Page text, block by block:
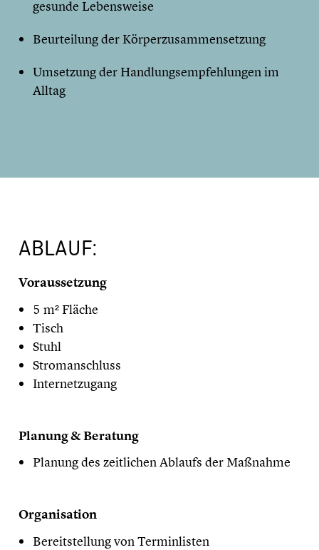
gesunde Lebensweise
Beurteilung der Körperzusammensetzung
Umsetzung der Handlungsempfehlungen im
Alltag
ABLAUF:
Voraussetzung
5 m² Fläche
Tisch
Stuhl
Stromanschluss
Internetzugang
Planung & Beratung
Planung des zeitlichen Ablaufs der Maßnahme
Organisation
Bereitstellung von Terminlisten